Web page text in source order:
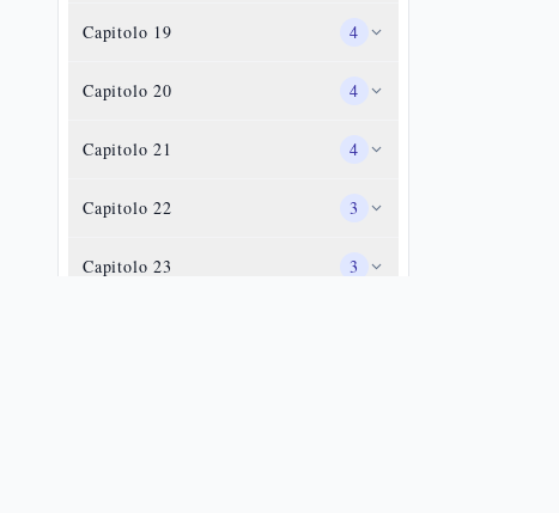
Capitolo 19 4
Capitolo20 4
Capitolo21 4
Capitolo22 3
Capitolo23 3